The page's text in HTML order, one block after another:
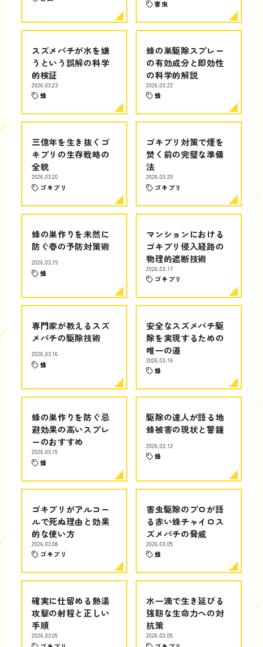
害虫
スズメバチが水を嫌
うという誤解の科学
的検証
2026.03.23
蜂
蜂の巣駆除スプレー
の有効成分と即効性
の科学的解説
2026.03.22
蜂
三億年を生き抜くゴ
キブリの生存戦略の
全貌
2026.03.20
ゴキブリ
ゴキブリ対策で煙を
焚く前の完璧な準備
法
2026.03.20
ゴキブリ
蜂の巣作りを未然に
防ぐ春の予防対策術
2026.03.19
蜂
マンションにおける
ゴキブリ侵入経路の
物理的遮断技術
2026.03.17
ゴキブリ
専門家が教えるスズ
メバチの駆除技術
2026.03.16
蜂
安全なスズメバチ駆
除を実現するための
唯一の道
2026.03.16
蜂
蜂の巣作りを防ぐ忌
避効果の高いスプレ
ーのおすすめ
2026.03.15
蜂
駆除の達人が語る地
蜂被害の現状と警鐘
2026.03.12
蜂
ゴキブリがアルコー
ルで死ぬ理由と効果
的な使い方
2026.03.08
ゴキブリ
害虫駆除のプロが語
る赤い蜂チャイロス
ズメバチの脅威
2026.03.05
蜂
確実に仕留める熱湯
攻撃の射程と正しい
手順
2026.03.05
水一滴で生き延びる
強靭な生命力への対
抗策
2026.03.05